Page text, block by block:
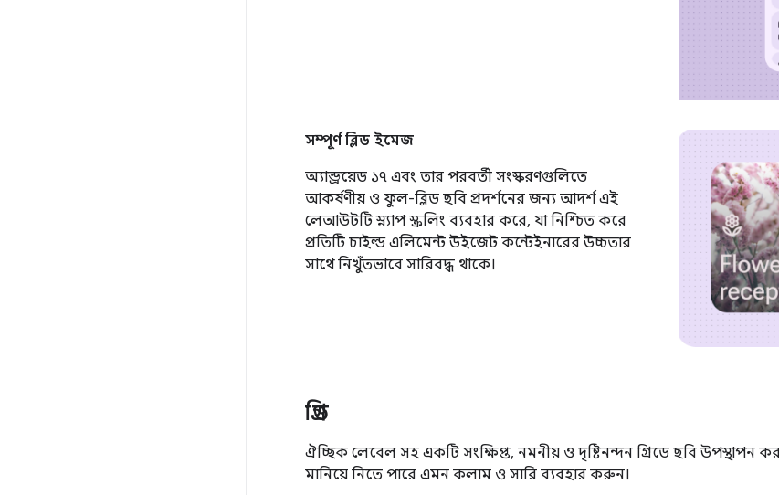
সম্পূর্ণ ব্লিড ইমেজ
অ্যান্ড্রয়েড ১৭ এবং তার পরবর্তী সংস্করণগুলিতে
আকর্ষণীয় ও ফুল-ব্লিড ছবি প্রদর্শনের জন্য আদর্শ এই
লেআউটটি স্ন্যাপ স্ক্রলিং ব্যবহার করে, যা নিশ্চিত করে
প্রতিটি চাইল্ড এলিমেন্ট উইজেট কন্টেইনারের উচ্চতার
সাথে নিখুঁতভাবে সারিবদ্ধ থাকে।
গ্রিড
ঐচ্ছিক লেবেল সহ একটি সংক্ষিপ্ত, নমনীয় ও দৃষ্টিনন্দন গ্রিডে ছবি উপস্থাপন
মানিয়ে নিতে পারে এমন কলাম ও সারি ব্যবহার করুন।